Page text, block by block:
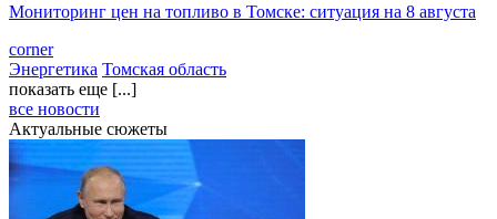
Мониторинг цен на топливо в Томске: ситуация на 8 августа
corner
Энергетика Томская область
показать еще [...]
все новости
Актуальные сюжеты